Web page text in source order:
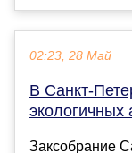
02:23, 28 Май
В Санкт-
экологичных
Заксобрание